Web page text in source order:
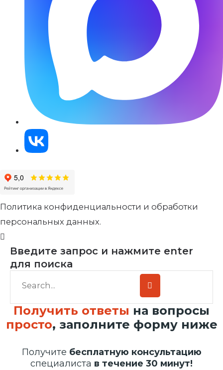
Политика конфиденциальности и обработки
персональных данных.
Введите запрос и нажмите enter
для поиска
Получить ответы на вопросы
просто, заполните форму ниже
Получите бесплатную консультацию
специалиста в течение 30 минут!